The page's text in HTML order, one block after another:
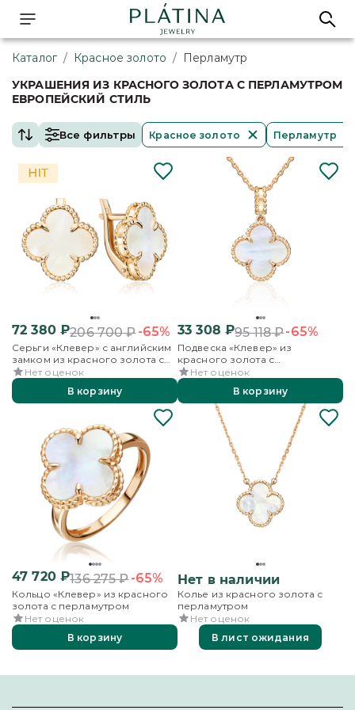
Каталог / Красное золото / Перламутр
УКРАШЕНИЯ ИЗ КРАСНОГО ЗОЛОТА С ПЕРЛАМУТРОМ
ЕВРОПЕЙСКИЙ СТИЛЬ
Все фильтры Красное золото Перламутр
72 380₽206 700₽-65%
Серьги «Клевер» с английским
замком из красного золота с
перламутром
Нет оценок
В корзину
33 308 ₽95 118₽-65%
Подвеска «Клевер» из
красного золота с
перламутром
Нет оценок
В корзину
47 720₽136 275₽-65%
Кольцо «Клевер» из красного
золота с перламутром
Нет оценок
В корзину
Нет в наличии
Колье из красного золота с
перламутром
Нет оценок
В лист ожидания